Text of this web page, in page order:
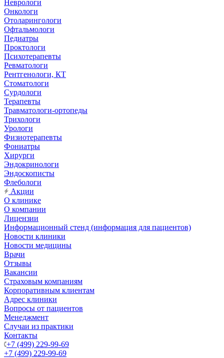
Неврологи
Онкологи
Отоларингологи
Офтальмологи
Педиатры
Проктологи
Психотерапевты
Ревматологи
Рентгенологи, КТ
Стоматологи
Сурдологи
Терапевты
Травматологи-ортопеды
Трихологи
Урологи
Физиотерапевты
Фониатры
Хирурги
Эндокринологи
Эндоскописты
Флебологи
Акции
О клинике
О компании
Лицензии
Информационный стенд (информация для пациентов)
Новости клиники
Новости медицины
Врачи
Отзывы
Вакансии
Страховым компаниям
Корпоративным клиентам
Адрес клиники
Вопросы от пациентов
Менеджмент
Случаи из практики
Контакты
+7 (499) 229-99-69
+7 (499) 229-99-69